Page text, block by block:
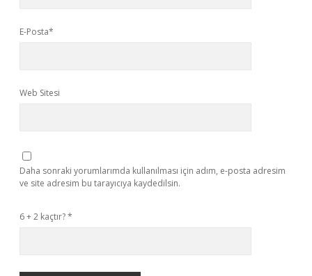
E-Posta*
Web Sitesi
Daha sonraki yorumlarımda kullanılması için adım, e-posta adresim
ve site adresim bu tarayıcıya kaydedilsin.
6 + 2 kaçtır?*